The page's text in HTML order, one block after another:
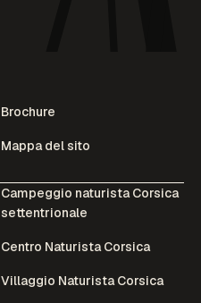
Brochure
Mappa del sito
Campeggio naturista Corsica
settentrionale
Centro Naturista Corsica
Villaggio Naturista Corsica